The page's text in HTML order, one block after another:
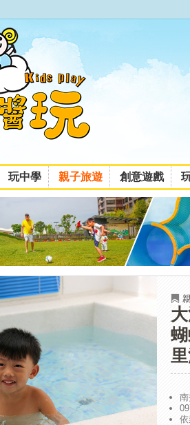
玩中學 親子旅遊 創意遊戲